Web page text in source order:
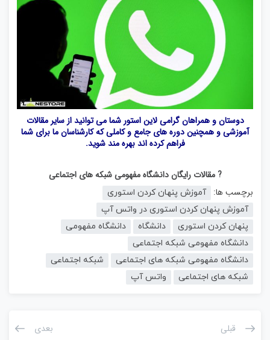
دوستان و همراهان گرامی لاین استور شما می توانید از سایر مقالات
آموزشی و همچنین دوره های جامع و کاملی که کارشناسان ما برای شما
فراهم کرده اند بهره مند شوید.
? مقالات رایگان دانشگاه مفهومی شبکه های اجتماعی
برچسب ها:
آموزش پنهان کردن استوری
آموزش پنهان کردن استوری در واتس آپ
پنهان کردن استوری
دانشگاه
دانشگاه مفهومی
دانشگاه مفهومی شبکه اجتماعی
دانشگاه مفهومی شبکه های اجتماعی
شبکه اجتماعی
شبکه های اجتماعی
واتس آپ
قبلی بعدی